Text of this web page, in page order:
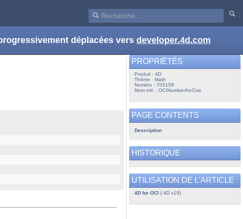
déplacées vers developer.4d.com
PROPRIÉTÉS
Produit : 4D
Thème : Math
Numéro : 705159
Nom intl. : OCINumberArcCos
PAGE CONTENTS
Description
HISTORIQUE
UTILISATION DE L'ARTICLE
4D for OCI ( 4D v19)